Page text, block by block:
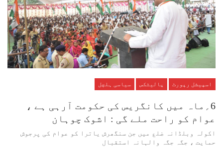
اسپیشل رپورٹ پالیٹکس سیاسی ہلچل
6؍ماہ میں کانگریس کی حکومت آرہی ہے ،
عوام کو راحت ملے گی : اشوک چوہان
اکولہ وبلڈانہ ضلع میں جن سنگھرش یاترا کو عوام کی پرجوش
حمایت ، جگہ جگہ والہانہ استقبال